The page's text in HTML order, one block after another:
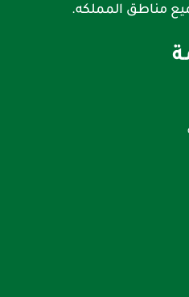
مناطق المملكه.